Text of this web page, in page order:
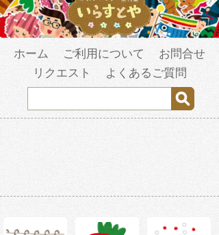
ホーム ご利用について
お問合せ
リクエスト
よくあるご質問